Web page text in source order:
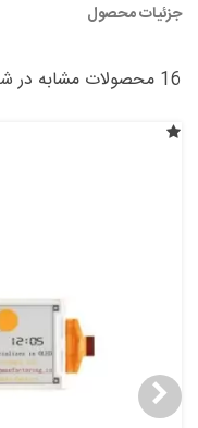
جزئیات محصول
16 محصولات مشابه در شاخه های مختلف: